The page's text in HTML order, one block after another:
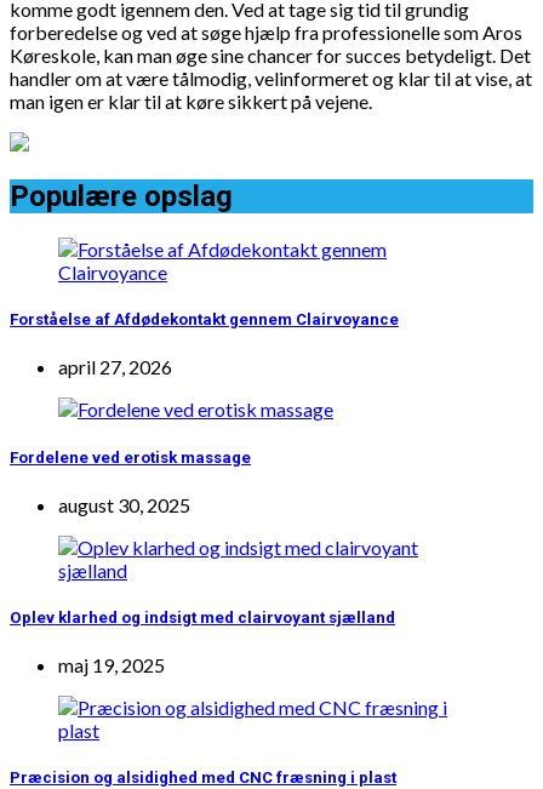
komme godt igennem den. Ved at tage sig tid til grundig
forberedelse og ved at søge hjælp fra professionelle som Aros
Køreskole, kan man øge sine chancer for succes betydeligt. Det
handler om at være tålmodig, velinformeret og klar til at vise, at
man igen er klar til at køre sikkert på vejene.
Populære opslag
Forståelse af Afdødekontakt gennem Clairvoyance
april 27, 2026
Fordelene ved erotisk massage
august 30, 2025
Oplev klarhed og indsigt med clairvoyant sjælland
maj 19, 2025
Præcision og alsidighed med CNC fræsning i plast